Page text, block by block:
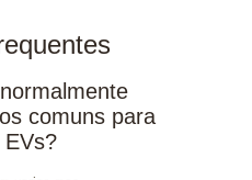
comuns para
EVs?